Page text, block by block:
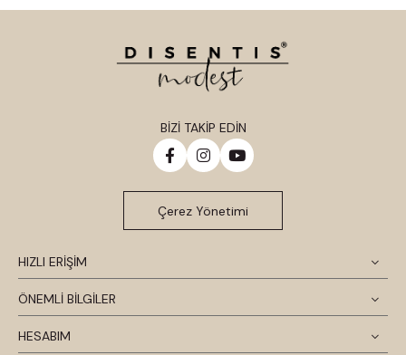
HIZLI ERİŞİM
ÖNEMLİ BİLGİLER
HESABIM
BİZİ TAKİP EDİN
Çerez Yönetimi